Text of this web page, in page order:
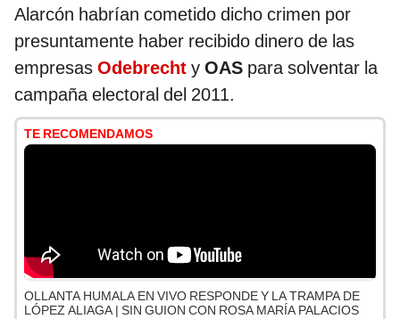
Alarcón habrían cometido dicho crimen por
presuntamente haber recibido dinero de las
empresas Odebrecht y OAS para solventar la
campaña electoral del 2011.
TE RECOMENDAMOS
OLLANTA HUMALA EN VIVO RESPONDE Y LA TRAMPA DE
LÓPEZ ALIAGA | SIN GUION CON ROSA MARÍA PALACIOS